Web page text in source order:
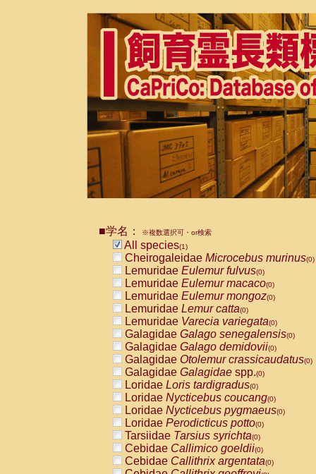
■学名： ※複数選択可・or検索
All species(1)
Cheirogaleidae Microcebus murinus(0)
Lemuridae Eulemur fulvus(0)
Lemuridae Eulemur macaco(0)
Lemuridae Eulemur mongoz(0)
Lemuridae Lemur catta(0)
Lemuridae Varecia variegata(0)
Galagidae Galago senegalensis(0)
Galagidae Galago demidovii(0)
Galagidae Otolemur crassicaudatus(0)
Galagidae Galagidae spp.(0)
Loridae Loris tardigradus(0)
Loridae Nycticebus coucang(0)
Loridae Nycticebus pygmaeus(0)
Loridae Perodicticus potto(0)
Tarsiidae Tarsius syrichta(0)
Cebidae Callimico goeldii(0)
Cebidae Callithrix argentata(0)